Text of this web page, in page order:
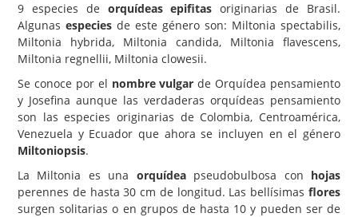
Animales
Hongos
Carencias
Fotos
Flores y Plantas
Árboles y Palmeras
Arbustos y Trepadoras
Cactus y Suculentas
9 especies de orquídeas epifitas originarias de Brasil.
Algunas especies de este género son: Miltonia spectabilis,
Miltonia hybrida, Miltonia candida, Miltonia flavescens,
Miltonia regnellii, Miltonia clowesii.
Se conoce por el nombre vulgar de Orquídea pensamiento
y Josefina aunque las verdaderas orquídeas pensamiento
son las especies originarias de Colombia, Centroamérica,
Venezuela y Ecuador que ahora se incluyen en el género
Miltoniopsis.
La Miltonia es una orquídeapseudobulbosa con hojas
perennes de hasta 30 cm de longitud. Las bellísimas flores
surgen solitarias o en grupos de hasta 10 y pueden ser de